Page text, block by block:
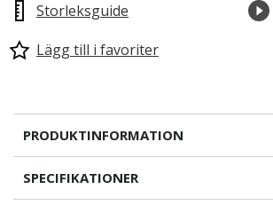
Storleksguide
Lägg till i favoriter
PRODUKTINFORMATION
SPECIFIKATIONER